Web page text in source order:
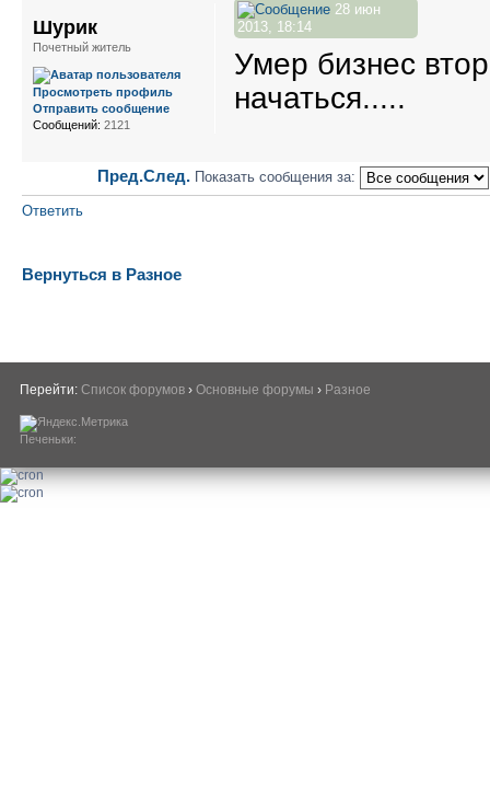
28 июн
2013, 18:14
Умер бизнес
начаться.....
Шурик
Почетный житель
Просмотреть профиль
Отправить сообщение
Сообщений: 2121
Пред.След. Показать сообщения за:
Ответить
Вернуться в Разное
Перейти: Список форумов › Основные форумы › Разное
Печеньки: